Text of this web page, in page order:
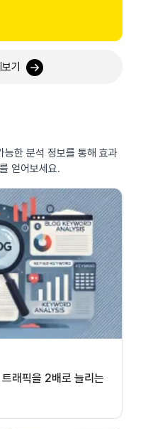
기
능한 분석 정보를 통해 효과
얻어보세요.
래픽을 2배로 늘리는